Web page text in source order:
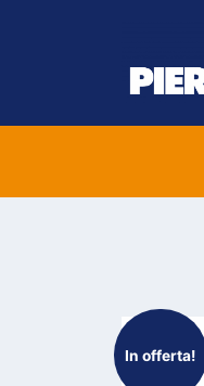
In offerta!